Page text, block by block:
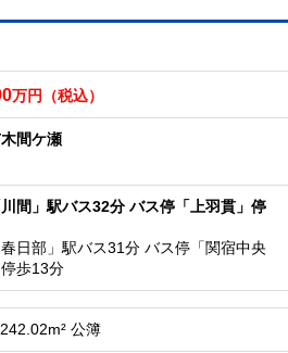
万円（税込）
間ケ瀬
間」駅バス32分 バス停「上羽貫」停
日部」駅バス31分 バス停「関宿中央
歩13分
公簿